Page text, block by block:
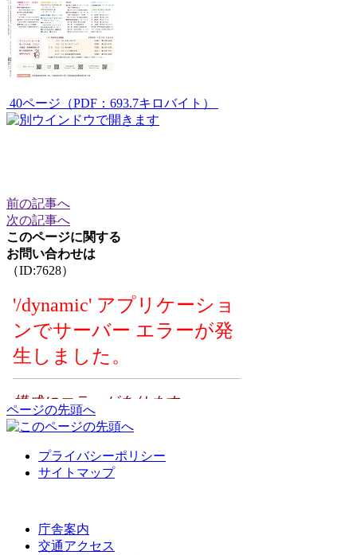
40ページ（PDF：693.7キロバイト）
前の記事へ
次の記事へ
このページに関する
お問い合わせは
（ID:7628）
ページの先頭へ
プライバシーポリシー
サイトマップ
庁舎案内
交通アクセス